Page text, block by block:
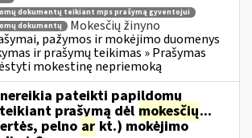
dokumentų teikiant mps prašymą gyventojui
dokumentų
Mokesčių žinyno
pažymos ir mokėjimo duomenys
ir prašymų teikimas » Prašymas
mokestinę nepriemoką
pateikti papildomų
prašymą dėl mokesčių...
pelno ar kt.) mokėjimo